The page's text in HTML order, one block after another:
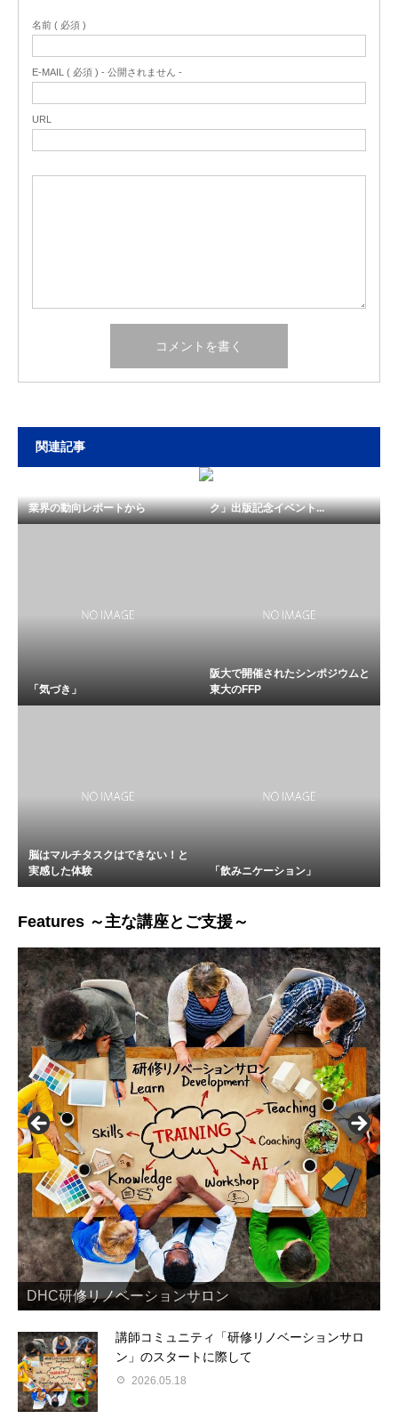
名前 ( 必須 )
E-MAIL ( 必須 ) - 公開されません -
URL
関連記事
業界の動向レポートから
ク」出版記念イベント...
「気づき」
阪大で開催されたシンポジウムと
東大のFFP
脳はマルチタスクはできない！と
実感した体験
「飲みニケーション」
Features ～主な講座とご支援～
トレーナー養成ワークショップ
DHC研修リノベーションサロン
研修リノベーション支援
「参加者主体の研修手法」とは？
講師コミュニティ「研修リノベーションサロ
ン」のスタートに際して
2026.05.18